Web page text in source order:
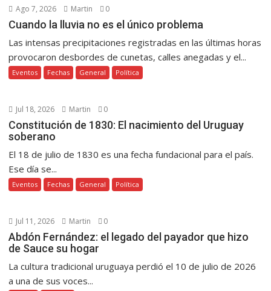
Ago 7, 2026 Martin 0
Cuando la lluvia no es el único problema
Las intensas precipitaciones registradas en las últimas horas
provocaron desbordes de cunetas, calles anegadas y el...
Eventos Fechas General Política
Jul 18, 2026 Martin 0
Constitución de 1830: El nacimiento del Uruguay
soberano
El 18 de julio de 1830 es una fecha fundacional para el país.
Ese día se...
Eventos Fechas General Política
Jul 11, 2026 Martin 0
Abdón Fernández: el legado del payador que hizo
de Sauce su hogar
La cultura tradicional uruguaya perdió el 10 de julio de 2026
a una de sus voces...